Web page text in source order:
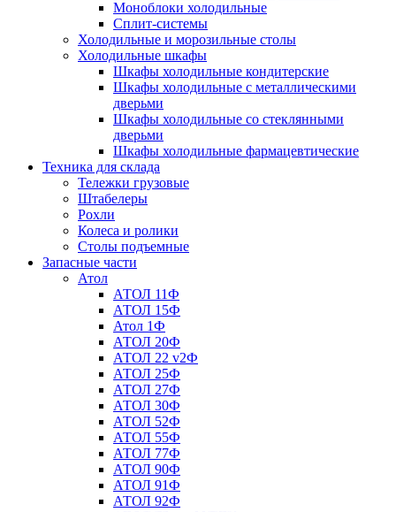
Моноблоки холодильные
Сплит-системы
Холодильные и морозильные столы
Холодильные шкафы
Шкафы холодильные кондитерские
Шкафы холодильные с металлическими
дверьми
Шкафы холодильные со стеклянными
дверьми
Шкафы холодильные фармацевтические
Техника для склада
Тележки грузовые
Штабелеры
Рохли
Колеса и ролики
Столы подъемные
Запасные части
Атол
АТОЛ 11Ф
АТОЛ 15Ф
Атол 1Ф
АТОЛ 20Ф
АТОЛ 22 v2Ф
АТОЛ 25Ф
АТОЛ 27Ф
АТОЛ 30Ф
АТОЛ 52Ф
АТОЛ 55Ф
АТОЛ 77Ф
АТОЛ 90Ф
АТОЛ 91Ф
АТОЛ 92Ф